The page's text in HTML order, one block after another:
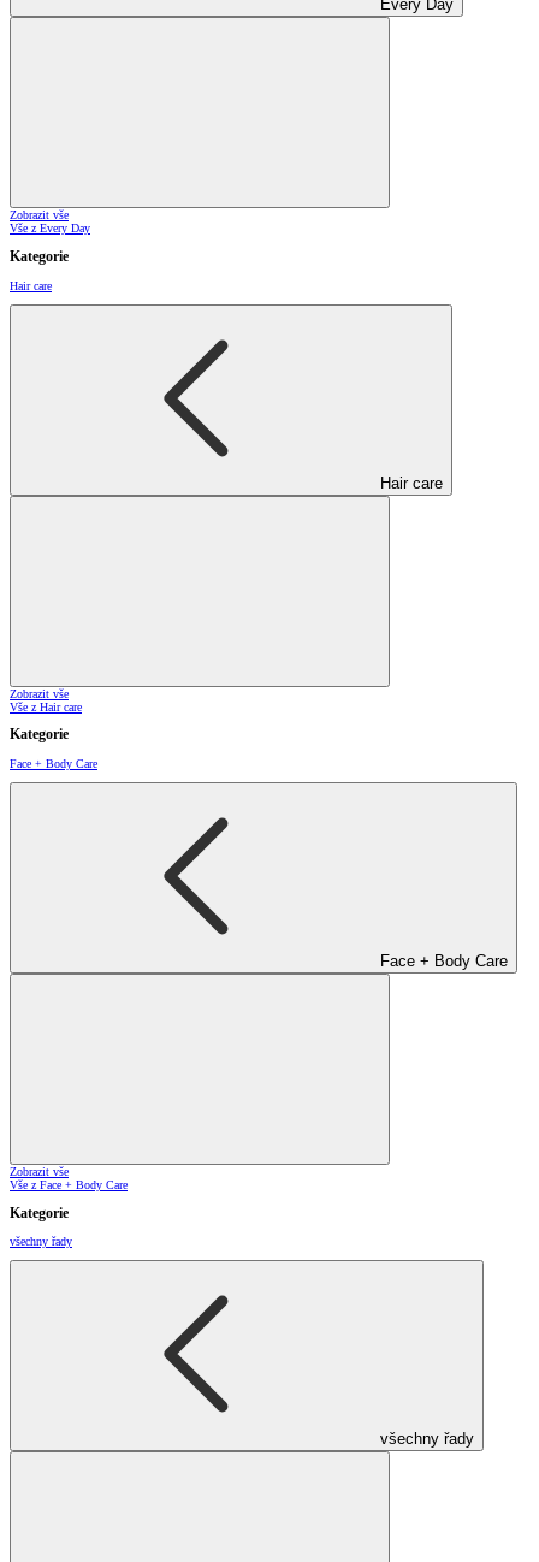
Every Day
Zobrazit vše
Vše z Every Day
Kategorie
Hair care
Hair care
Zobrazit vše
Vše z Hair care
Kategorie
Face + Body Care
Face + Body Care
Zobrazit vše
Vše z Face + Body Care
Kategorie
všechny řady
všechny řady